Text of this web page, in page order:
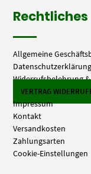
Rechtliches
Allgemeine
Datenschutzerklärung
Widerrufsbelehrung
VERTRAG
Impressum
Kontakt
Versandkosten
Zahlungsarten
Cookie-Einstellungen